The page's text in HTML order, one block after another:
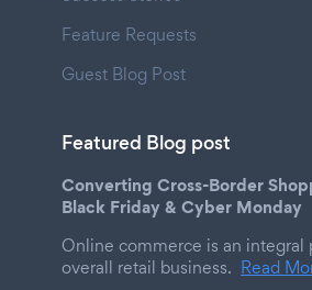
Feature Requests
Guest Blog Post
Featured Blog post
Converting Cross-Border
Black Friday & Cyber Monday
Online commerce is an integral
overall retail business. Read